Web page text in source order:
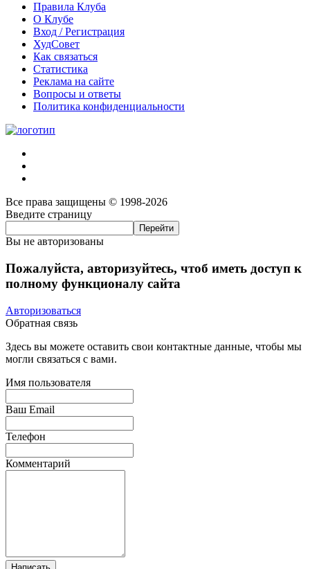
Правила Клуба
О Клубе
Вход / Регистрация
ХудСовет
Как связаться
Статистика
Реклама на сайте
Вопросы и ответы
Политика конфиденциальности
Все права защищены © 1998-2026
Введите страницу
Вы не авторизованы
Пожалуйста, авторизуйтесь, чтоб иметь доступ к
полному функционалу сайта
Авторизоваться
Обратная связь
Здесь вы можете оставить свои контактные данные, чтобы мы
могли связаться с вами.
Имя пользователя
Ваш Email
Телефон
Комментарий